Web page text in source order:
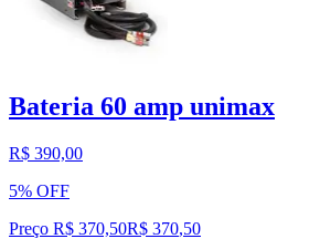
Bateria 60 amp unimax
R$ 390,00
5% OFF
Preço R$ 370,50R$ 370,50